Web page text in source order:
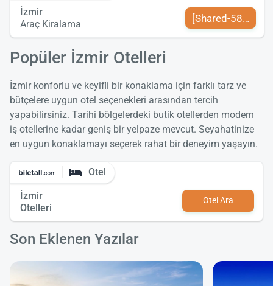
İzmir
Araç Kiralama
[Shared-589-tr-
Popüler İzmir Otelleri
İzmir konforlu ve keyifli bir konaklama için farklı tarz ve
bütçelere uygun otel seçenekleri arasından tercih
yapabilirsiniz. Tarihi bölgelerdeki butik otellerden modern
iş otellerine kadar geniş bir yelpaze mevcut. Seyahatinize
en uygun konaklamayı seçerek rahat bir deneyim yaşayın.
Otel
İzmir
Otelleri
Otel Ara
Son Eklenen Yazılar